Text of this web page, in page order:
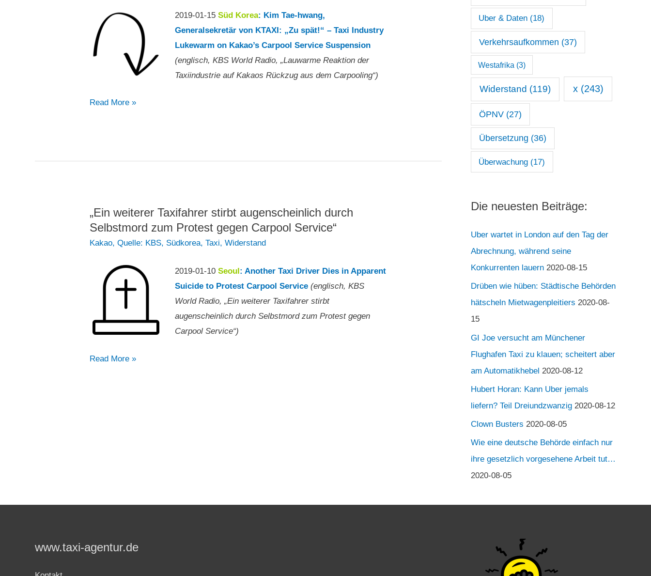
2019-01-15Süd Korea: Kim Tae-hwang,
Generalsekretär von KTAXI: „Zu spät!“ – Taxi Industry
Lukewarm on Kakao’s Carpool Service Suspension
(englisch, KBS World Radio, „Lauwarme Reaktion der
Taxiindustrie auf Kakaos Rückzug aus dem Carpooling“)
„Lauwarme
auf
aus
dem
Read More »
„Ein weiterer Taxifahrer stirbt augenscheinlich durch
Selbstmord zum Protest gegen Carpool Service“
Kakao,Quelle: KBS, Südkorea,Taxi,Widerstand
2019-01-10 Seoul: Another Taxi Driver Dies in Apparent
Suicide to Protest Carpool Service (englisch, KBS
World Radio, „Ein weiterer Taxifahrer stirbt
augenscheinlich durch Selbstmord zum Protest gegen
Carpool Service“)
„Ein
Read More »
Uber & Daten (18)
Verkehrsaufkommen (37)
Westafrika (3)
Widerstand (119) x(243)
ÖPNV(27)
Übersetzung (36)
Überwachung (17)
Die neuesten Beiträge:
Uber wartet in London auf den Tag der
Abrechnung, während seine
Konkurrenten lauern 2020-08-15
Drüben wie hüben: Städtische Behörden
hätscheln Mietwagenpleitiers 2020-08-
15
GI Joe versucht am Münchener
Flughafen Taxi zu klauen; scheitert aber
am Automatikhebel 2020-08-12
Hubert Horan: Kann Uber jemals
liefern? Teil Dreiundzwanzig 2020-08-12
Clown Busters 2020-08-05
Wie eine deutsche Behörde einfach nur
ihre gesetzlich vorgesehene Arbeit tut…
2020-08-05
www.taxi-agentur.de